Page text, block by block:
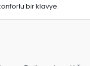
bir klavye.